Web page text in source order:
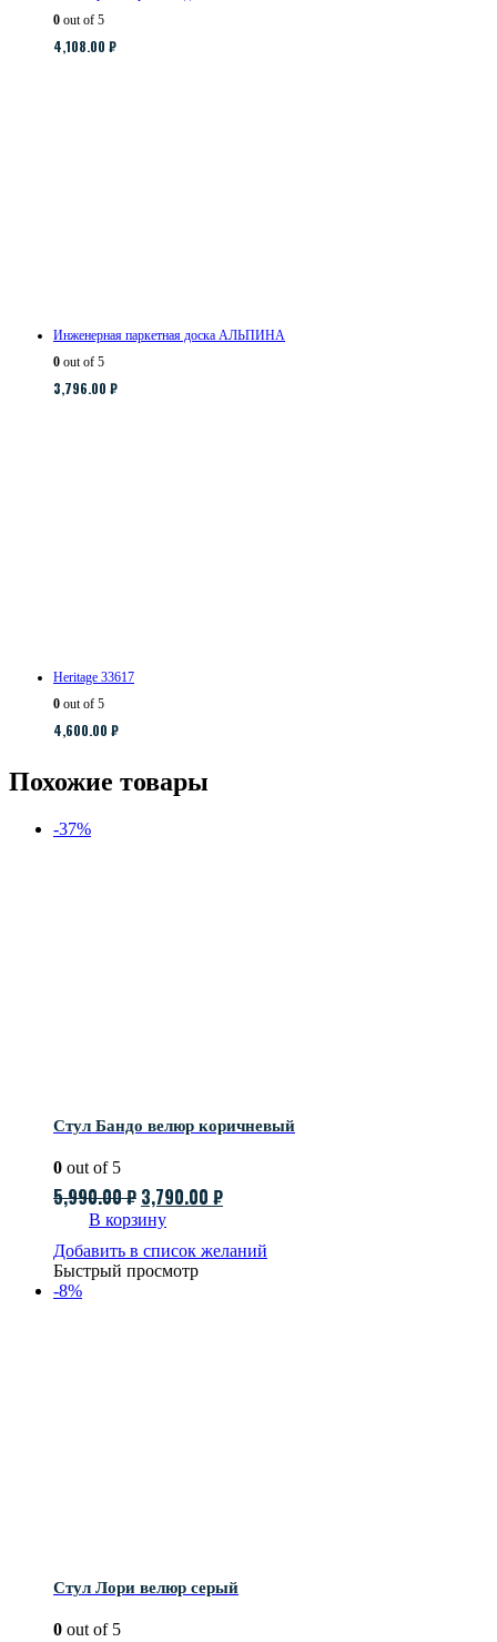
0 out of 5
4,108.00 ₽
Инженерная паркетная доска АЛЬПИНА
0 out of 5
3,796.00 ₽
Heritage 33617
0 out of 5
4,600.00 ₽
Похожие товары
-37%
Стул Бандо велюр коричневый
0 out of 5
5,990.00₽ Первоначальная
цена
составляла
5,990.00 ₽.
3,790.00 ₽Текущая
3,790.00 ₽.
В корзину
Добавить в список желаний
Быстрый просмотр
-8%
Стул Лори велюр серый
0 out of 5